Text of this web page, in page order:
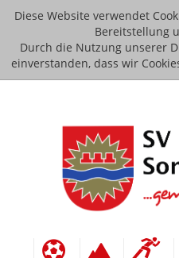
Diese Website verwendet
Bereitstellung
Durch die Nutzung unserer
einverstanden, dass wir